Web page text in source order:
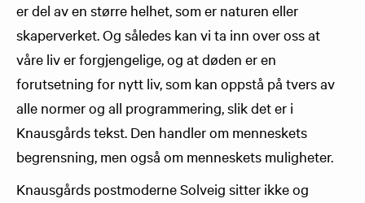
er del av en større helhet, som er naturen eller
skaperverket. Og således kan vi ta inn over oss at
våre liv er forgjengelige, og at døden er en
forutsetning for nytt liv, som kan oppstå på tvers av
alle normer og all programmering, slik det er i
Knausgårds tekst. Den handler om menneskets
begrensning, men også om menneskets muligheter.
Knausgårds postmoderne Solveig sitter ikke og